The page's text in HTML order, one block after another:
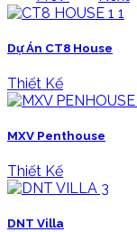
Dự Án CT8 House
Thiết Kế
MXV Penthouse
Thiết Kế
DNT Villa